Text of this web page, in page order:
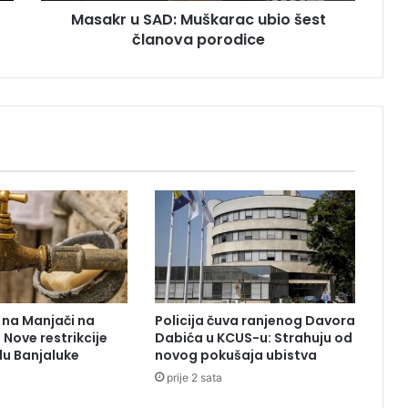
u
a
c
u
b
i
o
š
e
s
t
č
Masakr u SAD: Muškarac ubio šest
članova porodice
Manjači na
restrikcije
Banjaluke
Policija čuva ranjenog Davora
Dabića u KCUS-u: Strahuju od
novog pokušaja ubistva
prije 2 sata